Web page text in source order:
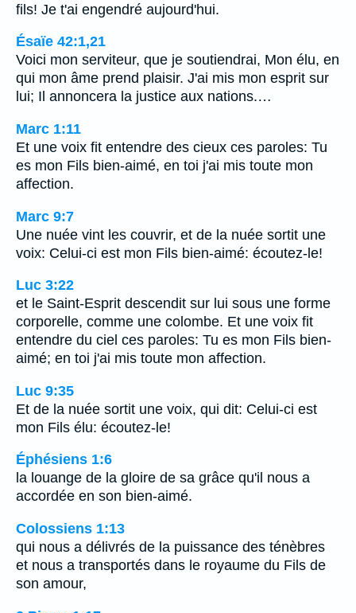
fils! Je t'ai engendré aujourd'hui.
Ésaïe 42:1,21
Voici mon serviteur, que je soutiendrai, Mon élu, en
qui mon âme prend plaisir. J'ai mis mon esprit sur
lui; Il annoncera la justice aux nations.…
Marc 1:11
Et une voix fit entendre des cieux ces paroles: Tu
es mon Fils bien-aimé, en toi j'ai mis toute mon
affection.
Marc 9:7
Une nuée vint les couvrir, et de la nuée sortit une
voix: Celui-ci est mon Fils bien-aimé: écoutez-le!
Luc 3:22
et le Saint-Esprit descendit sur lui sous une forme
corporelle, comme une colombe. Et une voix fit
entendre du ciel ces paroles: Tu es mon Fils bien-
aimé; en toi j'ai mis toute mon affection.
Luc 9:35
Et de la nuée sortit une voix, qui dit: Celui-ci est
mon Fils élu: écoutez-le!
Éphésiens 1:6
la louange de la gloire de sa grâce qu'il nous a
accordée en son bien-aimé.
Colossiens 1:13
qui nous a délivrés de la puissance des ténèbres
et nous a transportés dans le royaume du Fils de
son amour,